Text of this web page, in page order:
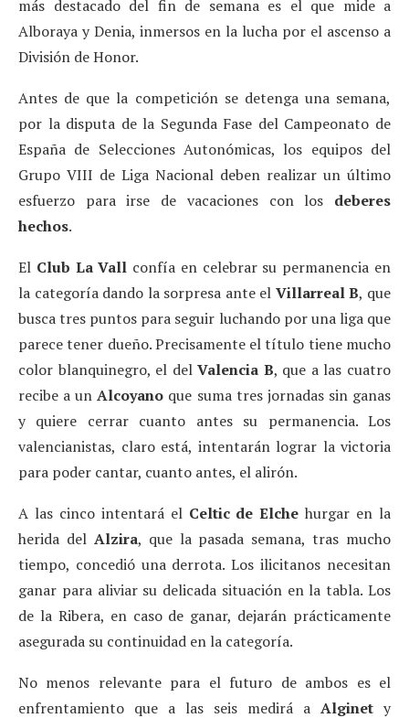
más destacado del fin de semana es el que mide a
Alboraya y Denia, inmersos en la lucha por el ascenso a
División de Honor.
Antes de que la competición se detenga una semana,
por la disputa de la Segunda Fase del Campeonato de
España de Selecciones Autonómicas, los equipos del
Grupo VIII de Liga Nacional deben realizar un último
esfuerzo para irse de vacaciones con los deberes
hechos.
El Club La Vall confía en celebrar su permanencia en
la categoría dando la sorpresa ante el Villarreal B, que
busca tres puntos para seguir luchando por una liga que
parece tener dueño. Precisamente el título tiene mucho
color blanquinegro, el delValencia B, que a las cuatro
recibe a unAlcoyano que suma tres jornadas sin ganas
y quiere cerrar cuanto antes su permanencia. Los
valencianistas, claro está, intentarán lograr la victoria
para poder cantar, cuanto antes, el alirón.
A las cinco intentará el Celtic de Elche hurgar en la
herida del Alzira, que la pasada semana, tras mucho
tiempo, concedió una derrota. Los ilicitanos necesitan
ganar para aliviar su delicada situación en la tabla. Los
de la Ribera, en caso de ganar, dejarán prácticamente
asegurada su continuidad en la categoría.
No menos relevante para el futuro de ambos es el
enfrentamiento que a las seis medirá a Alginet y